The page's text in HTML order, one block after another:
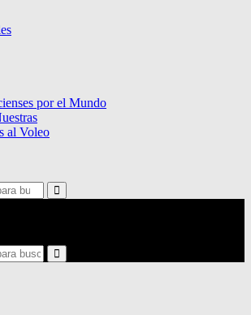
por el Mundo
al Voleo
Search
Search